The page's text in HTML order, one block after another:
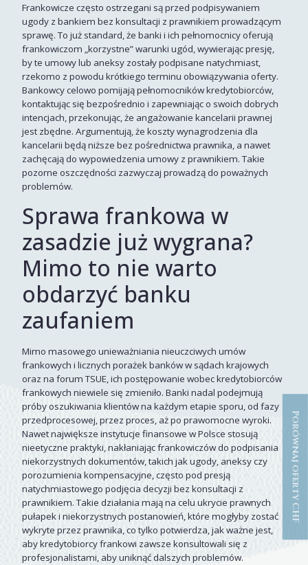
Porównaj oferty CHF
Frankowicze często ostrzegani są przed podpisywaniem
ugody z bankiem bez konsultacji z prawnikiem prowadzącym
sprawę. To już standard, że banki i ich pełnomocnicy oferują
frankowiczom „korzystne” warunki ugód, wywierając presję,
by te umowy lub aneksy zostały podpisane natychmiast,
rzekomo z powodu krótkiego terminu obowiązywania oferty.
Bankowcy celowo pomijają pełnomocników kredytobiorców,
kontaktując się bezpośrednio i zapewniając o swoich dobrych
intencjach, przekonując, że angażowanie kancelarii prawnej
jest zbędne. Argumentują, że koszty wynagrodzenia dla
kancelarii będą niższe bez pośrednictwa prawnika, a nawet
zachęcają do wypowiedzenia umowy z prawnikiem. Takie
pozorne oszczędności zazwyczaj prowadzą do poważnych
problemów.
Sprawa frankowa w
zasadzie już wygrana?
Mimo to nie warto
obdarzyć banku
zaufaniem
Mimo masowego unieważniania nieuczciwych umów
frankowych i licznych porażek banków w sądach krajowych
oraz na forum TSUE, ich postępowanie wobec kredytobiorców
frankowych niewiele się zmieniło. Banki nadal podejmują
próby oszukiwania klientów na każdym etapie sporu, od fazy
przedprocesowej, przez proces, aż po prawomocne wyroki.
Nawet największe instytucje finansowe w Polsce stosują
nieetyczne praktyki, nakłaniając frankowiczów do podpisania
niekorzystnych dokumentów, takich jak ugody, aneksy czy
porozumienia kompensacyjne, często pod presją
natychmiastowego podjęcia decyzji bez konsultacji z
prawnikiem. Takie działania mają na celu ukrycie prawnych
pułapek i niekorzystnych postanowień, które mogłyby zostać
wykryte przez prawnika, co tylko potwierdza, jak ważne jest,
aby kredytobiorcy frankowi zawsze konsultowali się z
profesjonalistami, aby uniknąć dalszych problemów.